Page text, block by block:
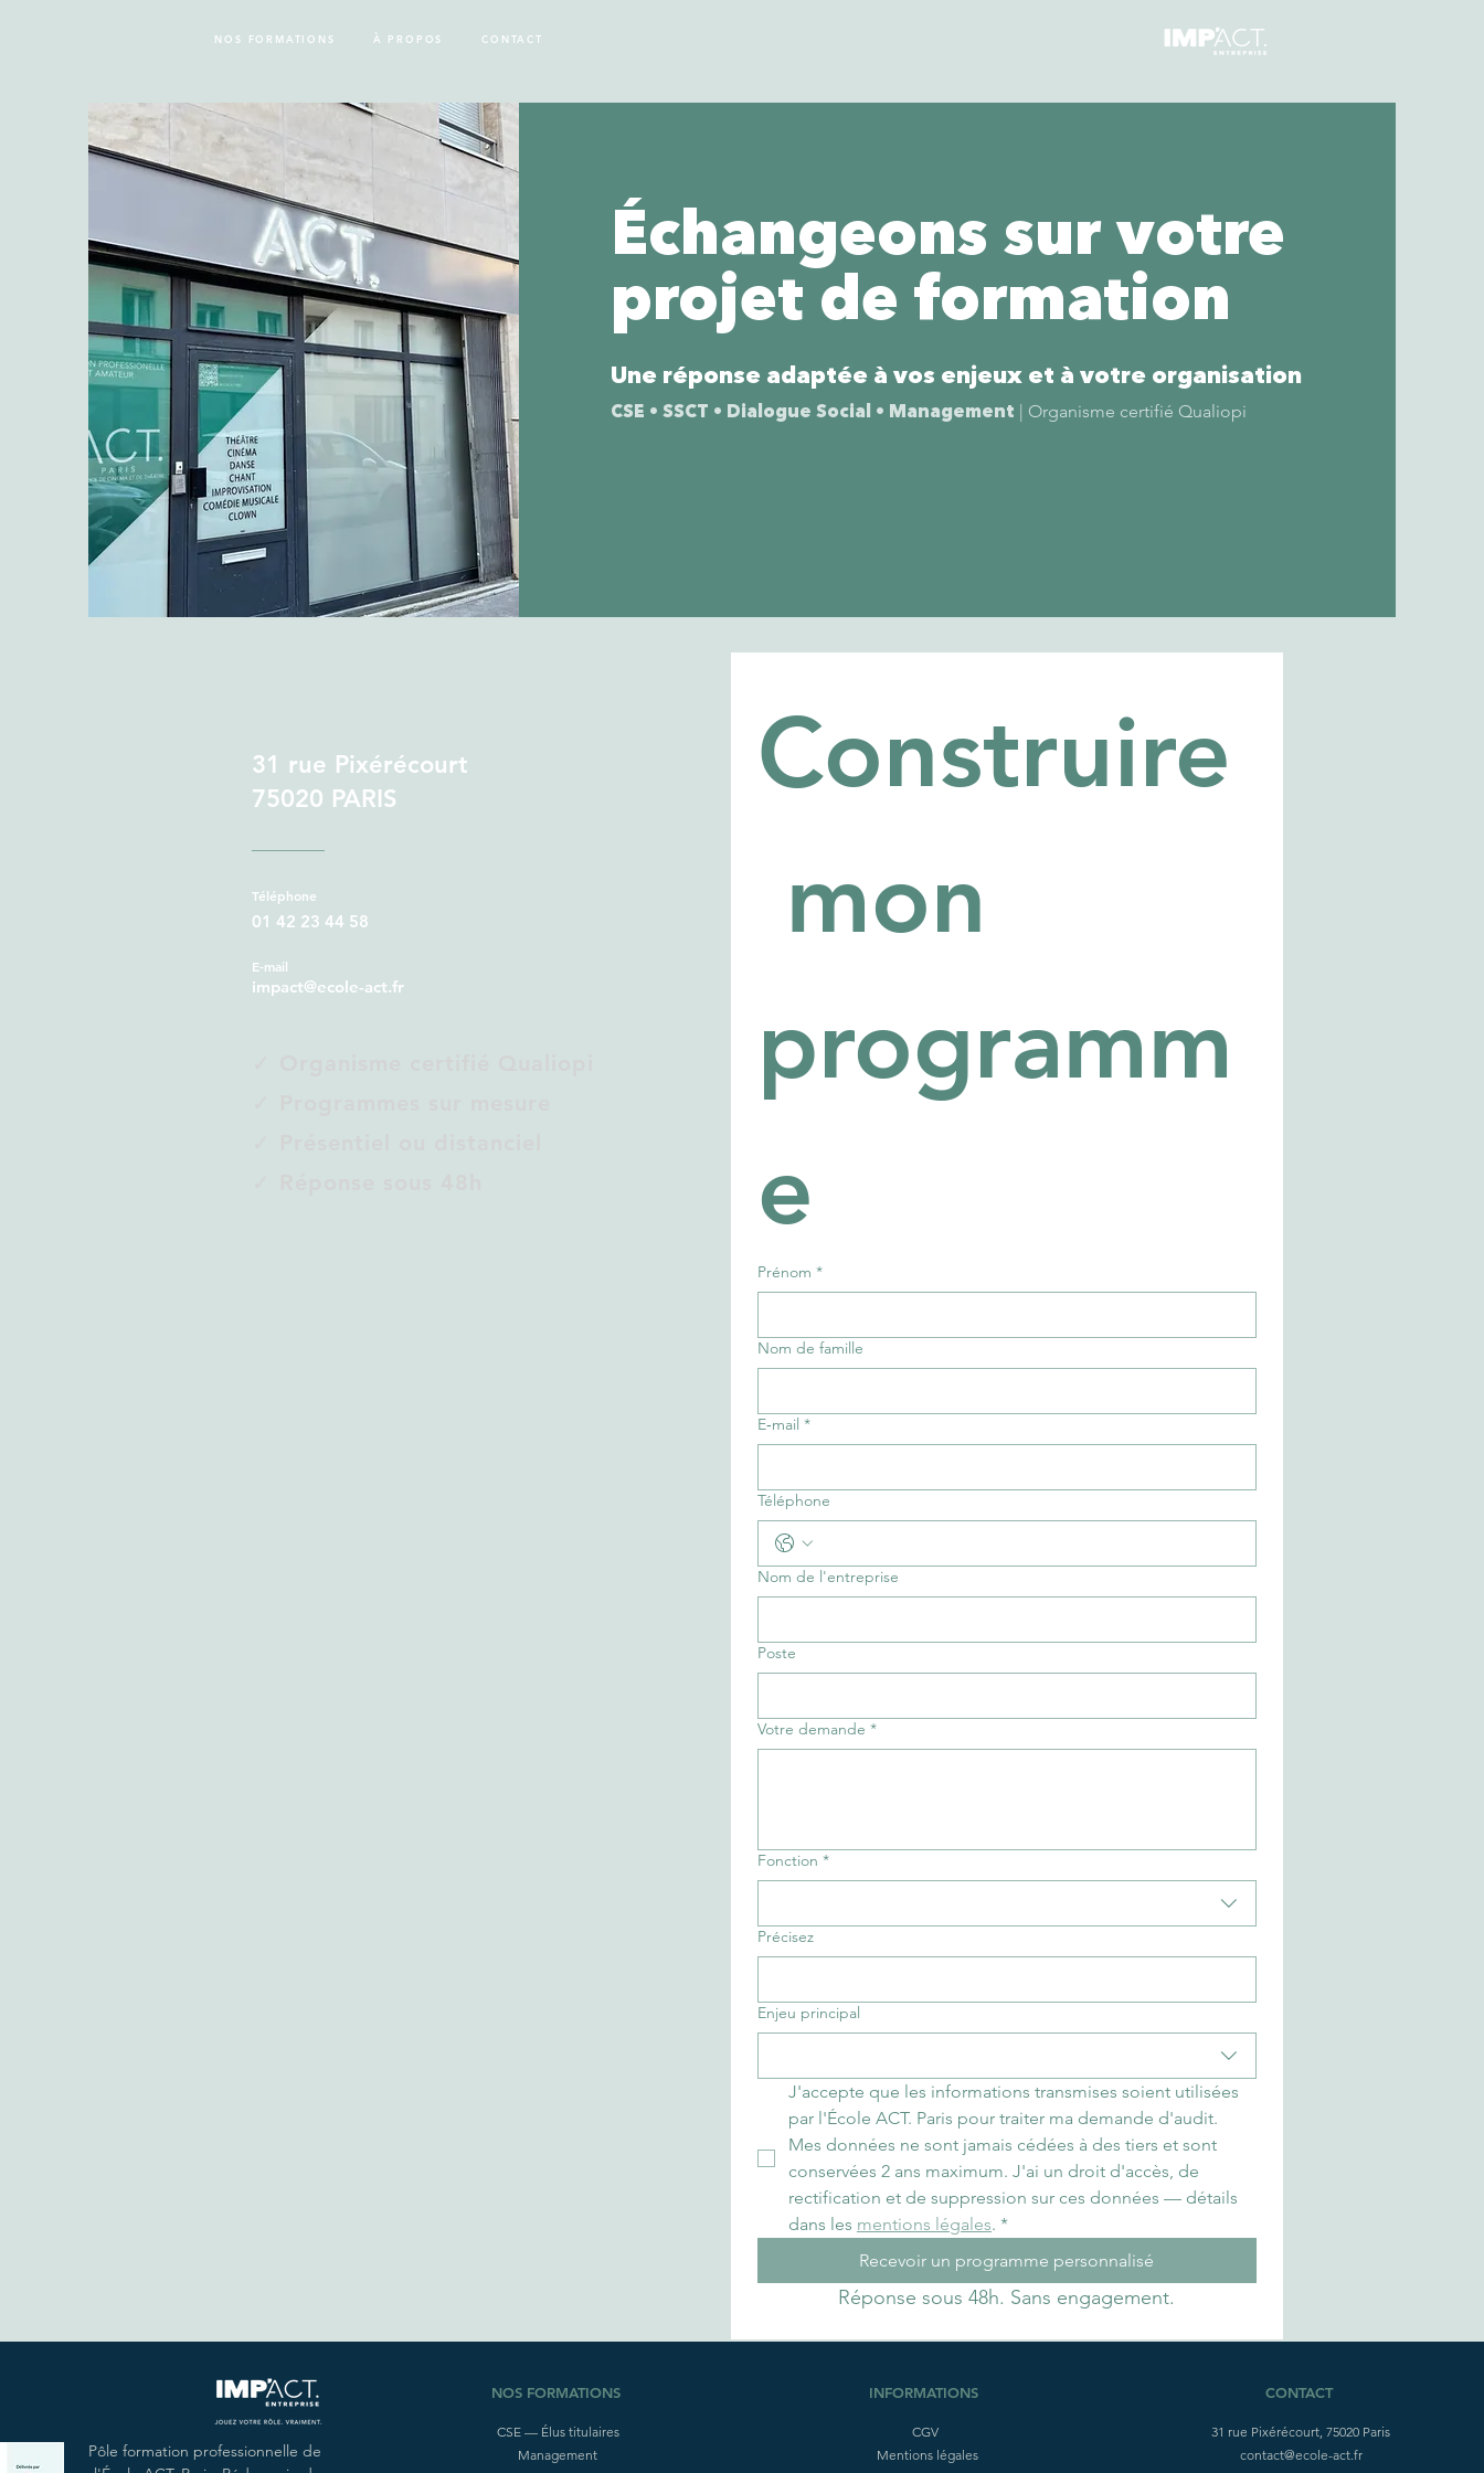
NOS FORMATIONS À PROPOS CONTACT
Échangeons sur votre
projet de formation
Une réponse adaptée à vos enjeux et à votre organisation
CSE • SSCT • Dialogue Social • Management | Organisme certifié Qualiopi
Construire
mon
programm
e
Prénom *
Nom de famille
E‑mail *
Téléphone
Nom de l'entreprise
Poste
Votre demande *
Fonction *
Précisez
Enjeu principal
J'accepte que les informations transmises soient utilisées
par l'École ACT. Paris pour traiter ma demande d'audit.
Mes données ne sont jamais cédées à des tiers et sont
conservées 2 ans maximum. J'ai un droit d'accès, de
rectification et de suppression sur ces données — détails
dans les mentions légales. *
Recevoir un programme personnalisé
Réponse sous 48h. Sans engagement.
31 rue Pixérécourt
75020 PARIS
Téléphone
01 42 23 44 58
E-mail
impact@ecole-act.fr
Pôle formation professionnelle de
NOS FORMATIONS
CSE — Élus titulaires
Management
INFORMATIONS
CGV
Mentions légales
CONTACT
31 rue Pixérécourt, 75020 Paris
contact@ecole-act.fr